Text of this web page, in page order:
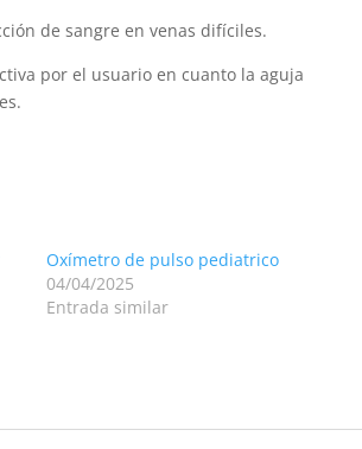
de sangre en venas difíciles.
por el usuario en cuanto la aguja
Oxímetro de pulso pediatrico
04/04/2025
Entrada similar